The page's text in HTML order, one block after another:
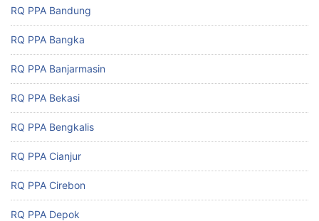
RQ PPA Bandung
RQ PPA Bangka
RQ PPA Banjarmasin
RQ PPA Bekasi
RQ PPA Bengkalis
RQ PPA Cianjur
RQ PPA Cirebon
RQ PPA Depok